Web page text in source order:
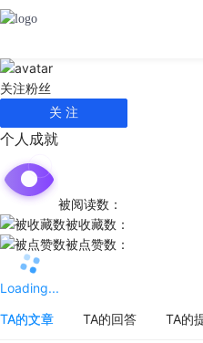
关注粉丝
关 注
个人成就
被阅读数：
被收藏数：
被点赞数：
Loading...
TA的文章
TA的回答 TA的